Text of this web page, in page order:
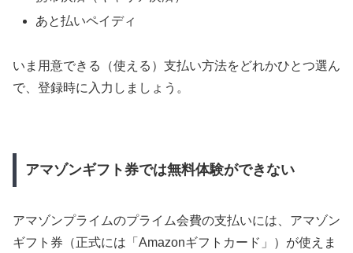
あと払いペイディ
いま用意できる（使える）支払い方法をどれかひとつ選ん
で、登録時に入力しましょう。
アマゾンギフト券では無料体験ができない
アマゾンプライムのプライム会費の支払いには、アマゾン
ギフト券（正式には「Amazonギフトカード」）が使えま